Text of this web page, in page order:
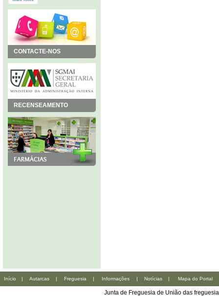
CONTACTE-NOS
RECENSEAMENTO
Início | Autarcas | Freguesia | Informações | Notícias | Mapa do Portal
Junta de Freguesia de União das